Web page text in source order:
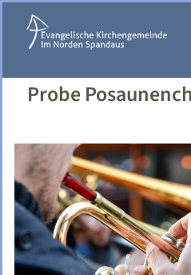
Probe